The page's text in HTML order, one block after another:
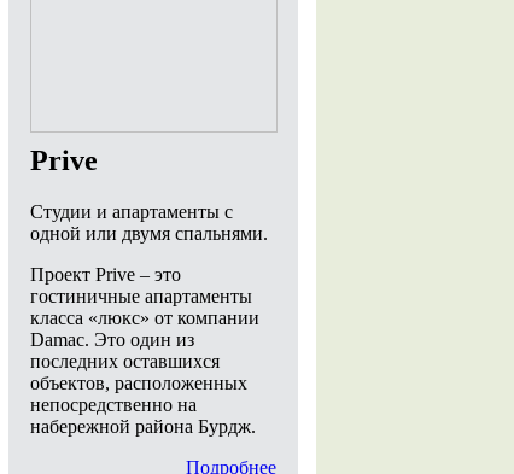
Prive
Студии и апартаменты с
одной или двумя спальнями.
Проект Prive – это
гостиничные апартаменты
класса «люкс» от компании
Damac. Это один из
последних оставшихся
объектов, расположенных
непосредственно на
набережной района Бурдж.
Подробнее